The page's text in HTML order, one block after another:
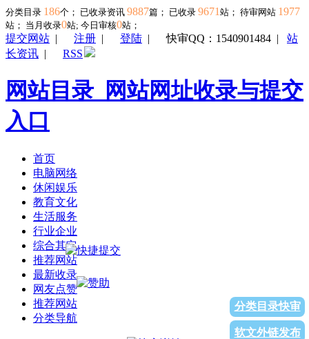
分类目录 186个； 已收录资讯 9887篇； 已收录 9671 站； 待审网站 1977
站； 当月收录0站; 今日审核0站；
提交网站 | 注册 | 登陆 |快审QQ：1540901484 | 站
长资讯 | RSS
网站目录_网站网址收录与提交
入口
首页
电脑网络
休闲娱乐
教育文化
生活服务
行业企业
综合其它
推荐网站
最新收录
网友点赞
推荐网站
分类导航
分类目录快审
软文外链发布